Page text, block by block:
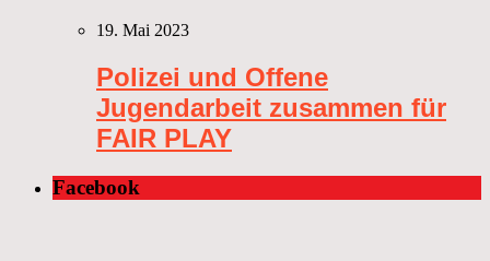
19. Mai 2023
Polizei und Offene
Jugendarbeit zusammen für
FAIR PLAY
Facebook